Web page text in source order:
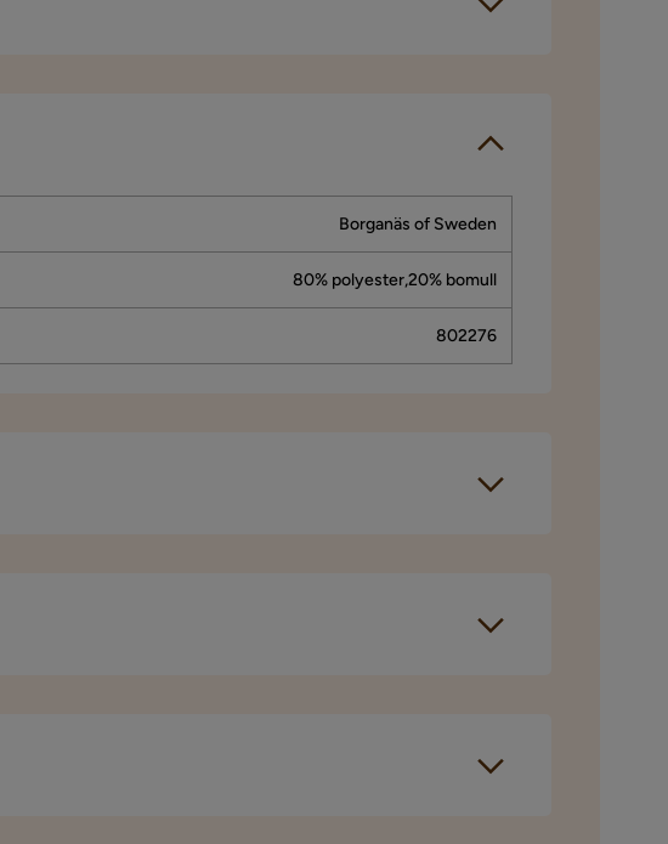
Borganäs of Sweden
80% polyester,20% bomull
802276